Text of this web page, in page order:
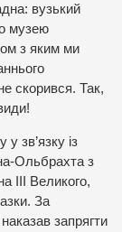
вузький
музею
з яким ми
скорився. Так,
зв’язку із
Ольбрахта з
ІІІ Великого,
За
запрягти